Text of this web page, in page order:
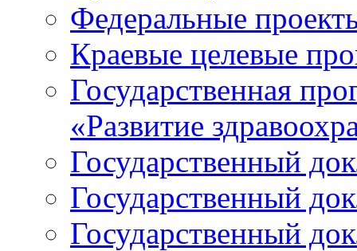
Федеральные
Краевые целевые
Государственная
«Развитие
Государственный
Государственный
Государственный